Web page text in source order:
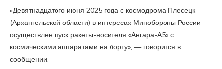
«Девятнадцатого июня 2025 года с космодрома Плесецк
(Архангельской области) в интересах Минобороны России
осуществлен пуск ракеты-носителя «Ангара-А5» с
космическими аппаратами на борту», — говорится в
сообщении.